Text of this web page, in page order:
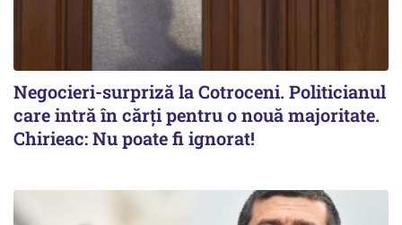
Negocieri-surpriză la Cotroceni. Politicianul
care intră în cărți pentru o nouă majoritate.
Chirieac: Nu poate fi ignorat!